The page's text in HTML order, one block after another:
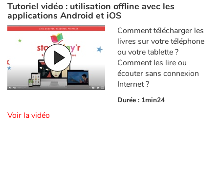
Écoles
Médiathèques
Vidéos & Tutoriaux
Tutoriel vidéo : utilisation offline avec les
applications Android et iOS
Comment télécharger les
livres sur votre téléphone
ou votre tablette ?
Comment les lire ou
écouter sans connexion
Internet ?
Durée : 1min24
Voir la vidéo